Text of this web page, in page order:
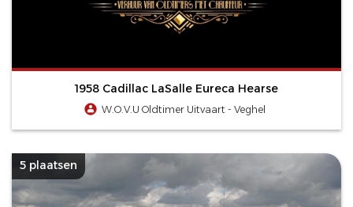
1958 Cadillac LaSalle Eureca Hearse
W.O.V.U Oldtimer Uitvaart - Veghel
5 plaatsen